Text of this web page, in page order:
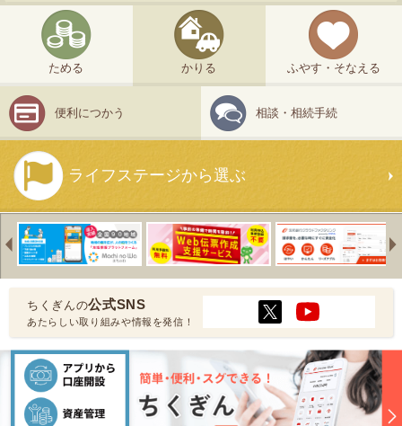
ためる かりる ふやす・そなえる
便利につかう 相談・相続手続
ライフステージから選ぶ
Previous
ちくぎんの公式SNS
あたらしい取り組みや情報を発信！